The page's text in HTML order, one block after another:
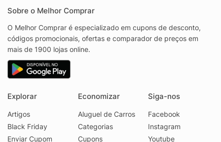
Sobre o Melhor Comprar
O Melhor Comprar é especializado em cupons de desconto,
códigos promocionais, ofertas e comparador de preços em
mais de 1900 lojas online.
Explorar
Artigos
Black Friday
Enviar Cupom
Economizar
Aluguel de Carros
Categorias
Cupons
Siga-nos
Facebook
Instagram
Youtube